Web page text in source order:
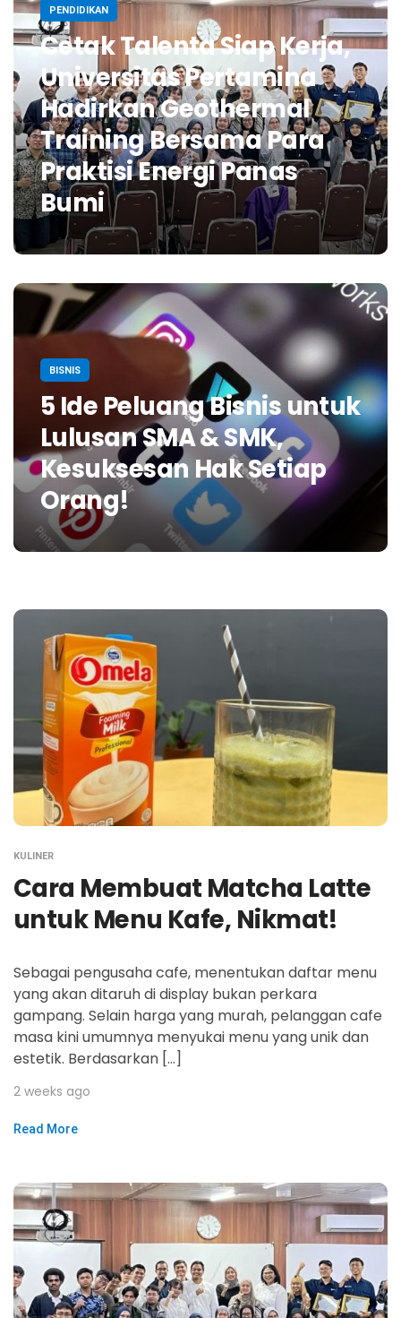
PENDIDIKAN
Cetak Talenta Siap Kerja,
Universitas Pertamina
Hadirkan Geothermal
Training Bersama Para
Praktisi Energi Panas
Bumi
BISNIS
5 Ide Peluang Bisnis untuk
Lulusan SMA & SMK,
Kesuksesan Hak Setiap
Orang!
KULINER
Cara Membuat Matcha Latte
untuk Menu Kafe, Nikmat!
Sebagai pengusaha cafe, menentukan daftar menu
yang akan ditaruh di display bukan perkara
gampang. Selain harga yang murah, pelanggan cafe
masa kini umumnya menyukai menu yang unik dan
estetik. Berdasarkan […]
2 weeks ago
Read More